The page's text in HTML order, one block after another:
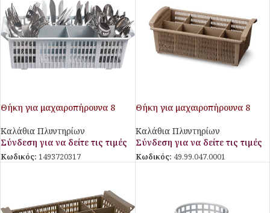
Θήκη για μαχαιροπήρουνα 8
Καλάθια Πλυντηρίων
Σύνδεση για να δείτε τις τιμές
Κωδικός: 1493720317
Θήκη για μαχαιροπήρουνα 8
Καλάθια Πλυντηρίων
Σύνδεση για να δείτε τις τιμές
Κωδικός: 49.99.047.0001